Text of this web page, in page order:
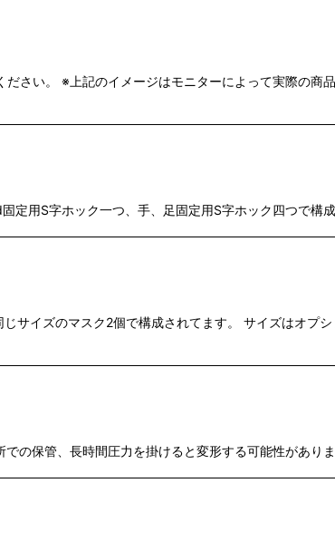
さい。 ※上記のイメージはモニターによって実際の商
定用S字ホック一つ、手、足固定用S字ホック四つで構
サイズのマスク2個で構成されてます。 サイズはオプシ
の保管、長時間圧力を掛けると変形する可能性があり